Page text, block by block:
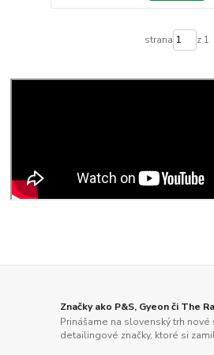
strana z 1
Značky ako P&S, Gyeon či The
Prinášame na slovenský trh nové
detailingové značky, ktoré si